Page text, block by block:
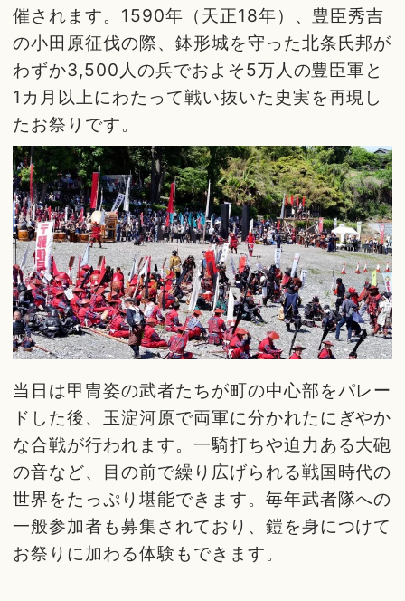
催されます。1590年（天正18年）、豊臣秀吉
の小田原征伐の際、鉢形城を守った北条氏邦が
わずか3,500人の兵でおよそ5万人の豊臣軍と
1カ月以上にわたって戦い抜いた史実を再現し
たお祭りです。
当日は甲冑姿の武者たちが町の中心部をパレー
ドした後、玉淀河原で両軍に分かれたにぎやか
な合戦が行われます。一騎打ちや迫力ある大砲
の音など、目の前で繰り広げられる戦国時代の
世界をたっぷり堪能できます。毎年武者隊への
一般参加者も募集されており、鎧を身につけて
お祭りに加わる体験もできます。